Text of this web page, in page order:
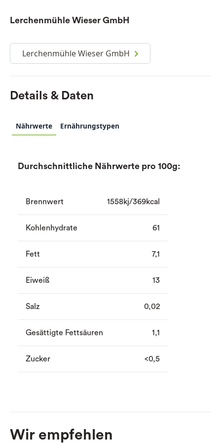
Lerchenmühle Wieser GmbH
Lerchenmühle Wieser GmbH
Details & Daten
Nährwerte Ernährungstypen
Durchschnittliche Nährwerte pro 100g:
Brennwert 1558kj/369kcal
Kohlenhydrate 61
Fett 7,1
Eiweiß 13
Salz 0,02
Gesättigte Fettsäuren 1,1
Zucker <0,5
Wir empfehlen